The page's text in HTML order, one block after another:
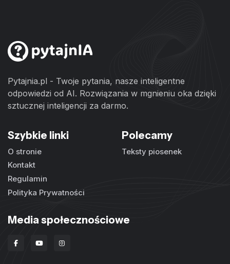
Pytajnia.pl - Twoje pytania, nasze inteligentne
odpowiedzi od AI. Rozwiązania w mgnieniu oka dzięki
sztucznej inteligencji za darmo.
Szybkie linki
O stronie
Kontakt
Regulamin
Polityka Prywatności
Polecamy
Teksty piosenek
Media społecznościowe